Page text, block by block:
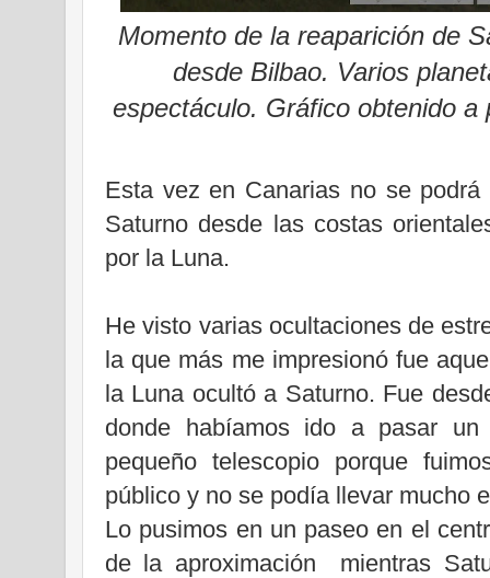
Momento de la reaparición de
desde Bilbao. Varios
espectáculo. Gráfico obtenido
Esta vez en Canarias no se
Saturno desde las costas
por la Luna.
He visto varias ocultaciones de
la que más me impresionó fue
la Luna ocultó a Saturno. Fue
donde habíamos ido a pasar
pequeño telescopio porque
público y no se podía llevar mucho
Lo pusimos en un paseo en el
de la aproximación
mientras